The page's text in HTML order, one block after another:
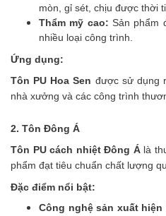
mòn, gỉ sét, chịu được thời
Thẩm mỹ cao: Sản phẩm
nhiều loại công trình.
Ứng dụng:
Tôn PU Hoa Sen được sử dụng
nhà xưởng và các công trình
2. Tôn Đông Á
Tôn PU cách nhiệt Đông Álà
phẩm đạt tiêu chuẩn chất lượng
Đặc điểm nổi bật:
Công nghệ sản xuất hiện